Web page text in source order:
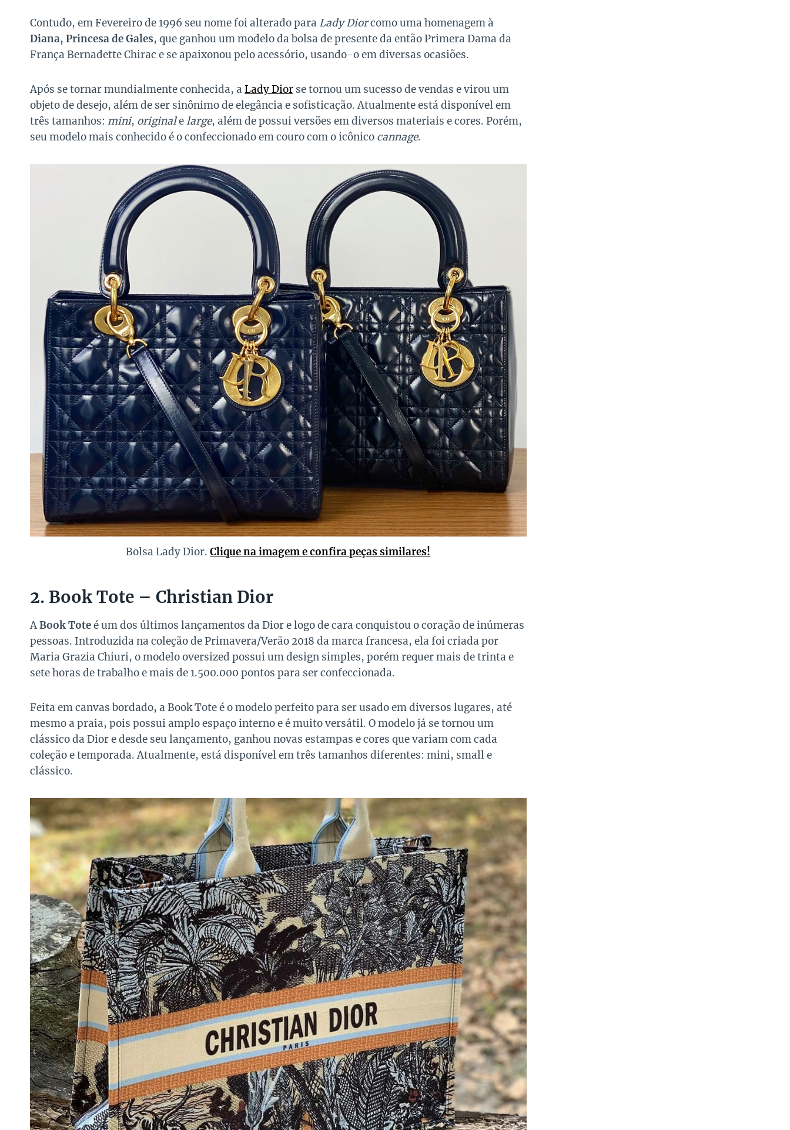
Contudo, em Fevereiro de 1996 seu nome foi alterado para Lady Diorcomo uma homenagem à
Diana, Princesa de Gales, que ganhou um modelo da bolsa de presente da então Primera Dama da
França Bernadette Chirac e se apaixonou pelo acessório, usando-o em diversas ocasiões.
Após se tornar mundialmente conhecida, a Lady Dior se tornou um sucesso de vendas e virou um
objeto de desejo, além de ser sinônimo de elegância e sofisticação. Atualmente está disponível em
três tamanhos: mini, originalelarge, além de possui versões em diversos materiais e cores. Porém,
seu modelo mais conhecido é o confeccionado em couro com o icônico cannage.
Bolsa Lady Dior.Clique na imagem e confira peças similares!
2. Book Tote – Christian Dior
ABook Toteé um dos últimos lançamentos da Dior e logo de cara conquistou o coração de inúmeras
pessoas. Introduzida na coleção de Primavera/Verão 2018 da marca francesa, ela foi criada por
Maria Grazia Chiuri, o modelo oversized possui um design simples, porém requer mais de trinta e
sete horas de trabalho e mais de 1.500.000 pontos para ser confeccionada.
Feita em canvas bordado, a Book Tote é o modelo perfeito para ser usado em diversos lugares, até
mesmo a praia, pois possui amplo espaço interno e é muito versátil. O modelo já se tornou um
clássico da Dior e desde seu lançamento, ganhou novas estampas e cores que variam com cada
coleção e temporada. Atualmente, está disponível em três tamanhos diferentes: mini, small e
clássico.